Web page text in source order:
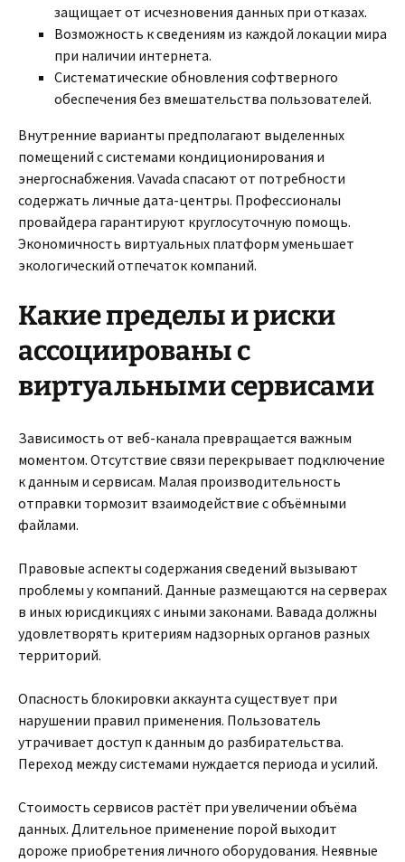
защищает от исчезновения данных при отказах.
Возможность к сведениям из каждой локации мира
при наличии интернета.
Систематические обновления софтверного
обеспечения без вмешательства пользователей.
Внутренние варианты предполагают выделенных
помещений с системами кондиционирования и
энергоснабжения. Vavada спасают от потребности
содержать личные дата-центры. Профессионалы
провайдера гарантируют круглосуточную помощь.
Экономичность виртуальных платформ уменьшает
экологический отпечаток компаний.
Какие пределы и риски
ассоциированы с
виртуальными сервисами
Зависимость от веб-канала превращается важным
моментом. Отсутствие связи перекрывает подключение
к данным и сервисам. Малая производительность
отправки тормозит взаимодействие с объёмными
файлами.
Правовые аспекты содержания сведений вызывают
проблемы у компаний. Данные размещаются на серверах
в иных юрисдикциях с иными законами. Вавада должны
удовлетворять критериям надзорных органов разных
территорий.
Опасность блокировки аккаунта существует при
нарушении правил применения. Пользователь
утрачивает доступ к данным до разбирательства.
Переход между системами нуждается периода и усилий.
Стоимость сервисов растёт при увеличении объёма
данных. Длительное применение порой выходит
дороже приобретения личного оборудования. Неявные